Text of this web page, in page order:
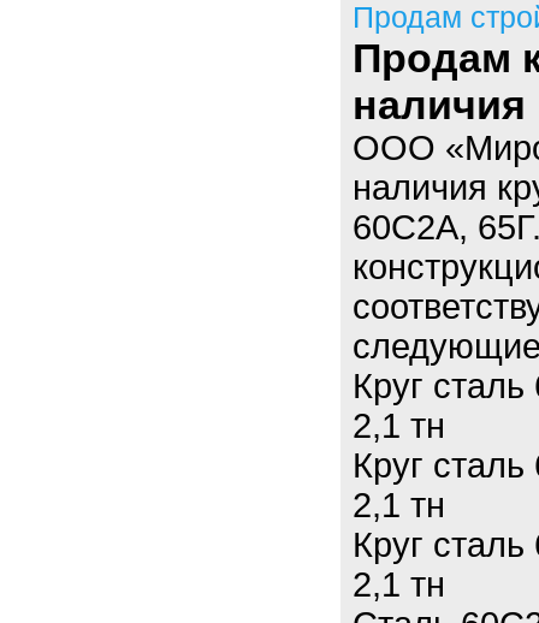
Продам
Продам
наличия
ООО
наличия
60С2А,
Круг
2,1 тн
Круг
2,1 тн
Круг
2,1 тн